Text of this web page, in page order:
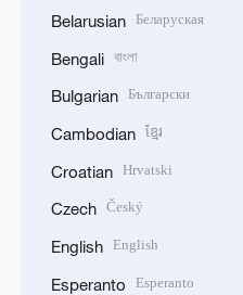
Belarusian Беларуская
Bengali বাংলা
Bulgarian Български
Cambodian ខ្មែរ
Croatian Hrvatski
Czech Český
English English
Esperanto Esperanto